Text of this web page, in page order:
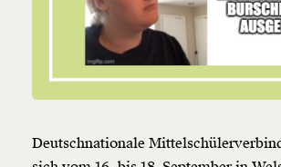
Deutschnationale